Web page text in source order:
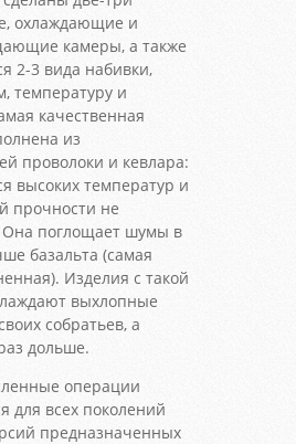
охлаждающие и
камеры, а также
2-3 вида набивки,
температуру и
качественная
из
проволоки и кевлара:
высоких температур и
прочности не
Она поглощает шумы в
базальта (самая
Изделия с такой
выхлопные
собратьев, а
дольше.
операции
для всех поколений
предназначенных